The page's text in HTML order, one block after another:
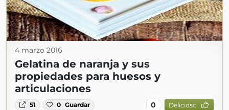
4 marzo 2016
Gelatina de naranja y sus
propiedades para huesos y
articulaciones
51 0 Guardar 0 Delicioso